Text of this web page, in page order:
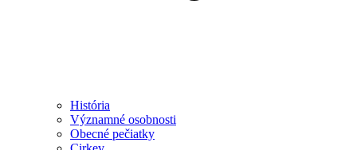
História
Významné osobnosti
Obecné pečiatky